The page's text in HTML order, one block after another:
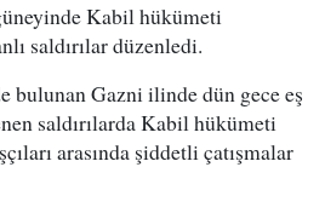
Kabil hükümeti
saldırılar düzenledi.
bulunan Gazni ilinde dün gece eş
saldırılarda Kabil hükümeti
arasında şiddetli çatışmalar